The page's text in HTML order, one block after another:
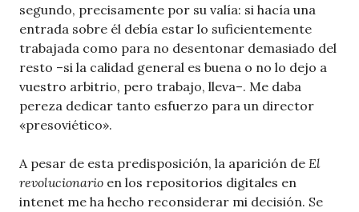
segundo, precisamente por su valía: si hacía una
entrada sobre él debía estar lo suficientemente
trabajada como para no desentonar demasiado del
resto –si la calidad general es buena o no lo dejo a
vuestro arbitrio, pero trabajo, lleva–. Me daba
pereza dedicar tanto esfuerzo para un director
«presoviético».
A pesar de esta predisposición, la aparición de El
revolucionario en los repositorios digitales en
intenet me ha hecho reconsiderar mi decisión. Se